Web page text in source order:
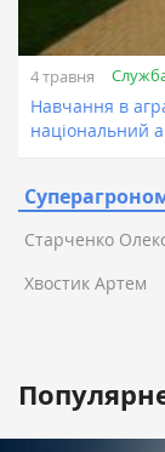
4 травня
Навчання в
національний
Старченко
Хвостик Артем